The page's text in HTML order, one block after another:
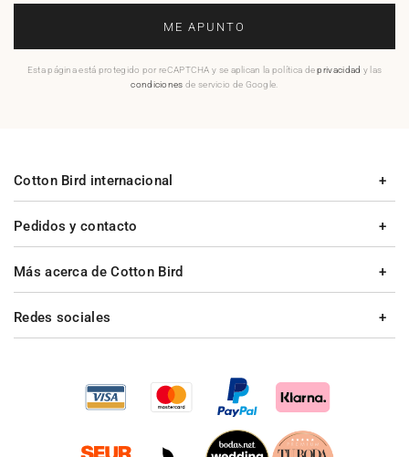
ME APUNTO
Esta página está protegido por reCAPTCHA y se aplican la política deprivacidad y las
condiciones de servicio de Google.
Pedidos y contacto
Más acerca de Cotton Bird
Cotton Bird internacional
Redes sociales